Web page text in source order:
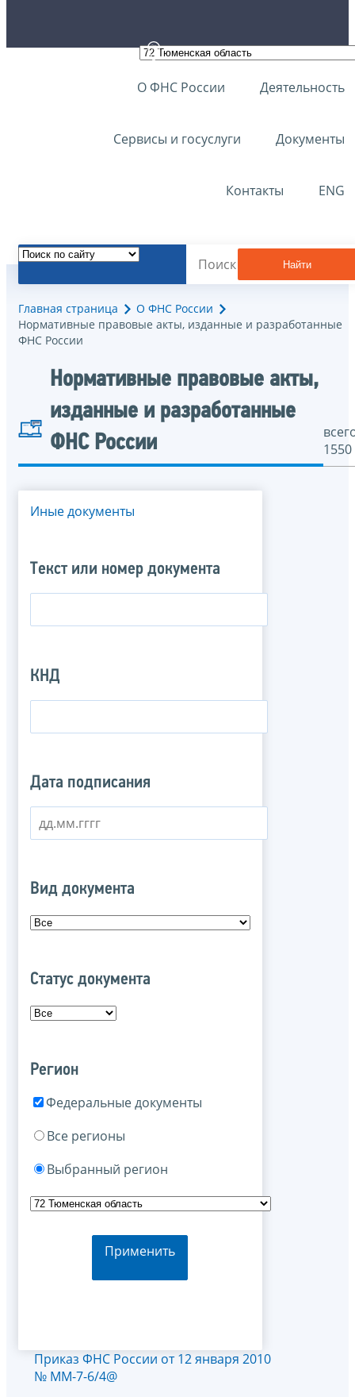
О ФНС России Деятельность
Сервисы и госуслуги Документы
Контакты ENG
Найти
Главная страница
О ФНС России
Нормативные правовые акты, изданные и разработанные
ФНС России
Нормативные правовые акты,
изданные и разработанные
ФНС России
1550
Иные документы
Текст или номер документа
КНД
Дата подписания
Вид документа
Статус документа
Регион
Федеральные документы
Все регионы
Выбранный регион
Применить
Приказ ФНС России от 12 января 2010
№ ММ-7-6/4@